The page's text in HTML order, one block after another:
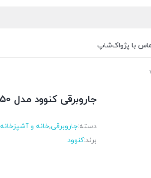
با پژواک‌شاپ
جاروبرقی کنوود مدل VC7050
دسته:جاروبرقی,خانه و آشپزخانه
برند:کنوود